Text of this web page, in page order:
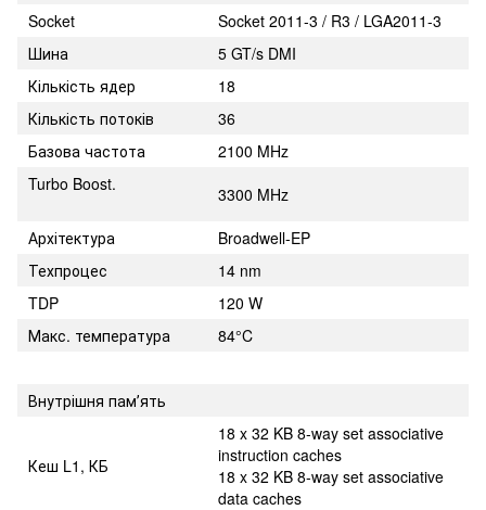
Socket
Socket 2011-3 / R3 / LGA2011-3
Шина
5 GT/s DMI
Кількість ядер
18
Кількість потоків
36
Базова частота
2100 MHz
Turbo Boost.
3300 MHz
Архітектура
Broadwell-EP
Техпроцес
14 nm
TDP
120 W
Макс. температура
84°C
Внутрішня памʼять
Кеш L1, КБ
18 x 32 KB 8-way set associative
instruction caches
18 x 32 KB 8-way set associative
data caches